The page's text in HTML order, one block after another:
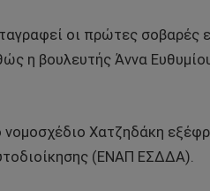
οι πρώτες σοβαρές
η βουλευτής Άννα
νομοσχέδιο Χατζηδάκη
(ΕΝΑΠ ΕΣΔΔΑ).